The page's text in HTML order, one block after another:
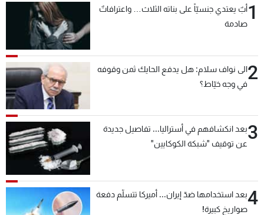
1أبٌ يعتدي جنسيّاً على بناته الثلاث… واعترافاتٌ
صادمة
2الى نواف سلام: هل يدفع الحايك ثمن وقوفه
في وجه خيّاط؟
3بعد انكشافهم في أستراليا... تفاصيل جديدة
عن توقيف "شبكة الكوكايين"
4بعد استخدامها ضدّ إيران... أميركا تتسلّم دفعة
صواريخ كبيرة!